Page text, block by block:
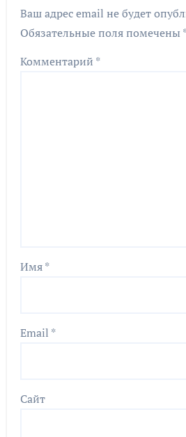
Ваш адрес email не будет
Обязательные поля помечены
Комментарий *
Имя*
Email *
Сайт